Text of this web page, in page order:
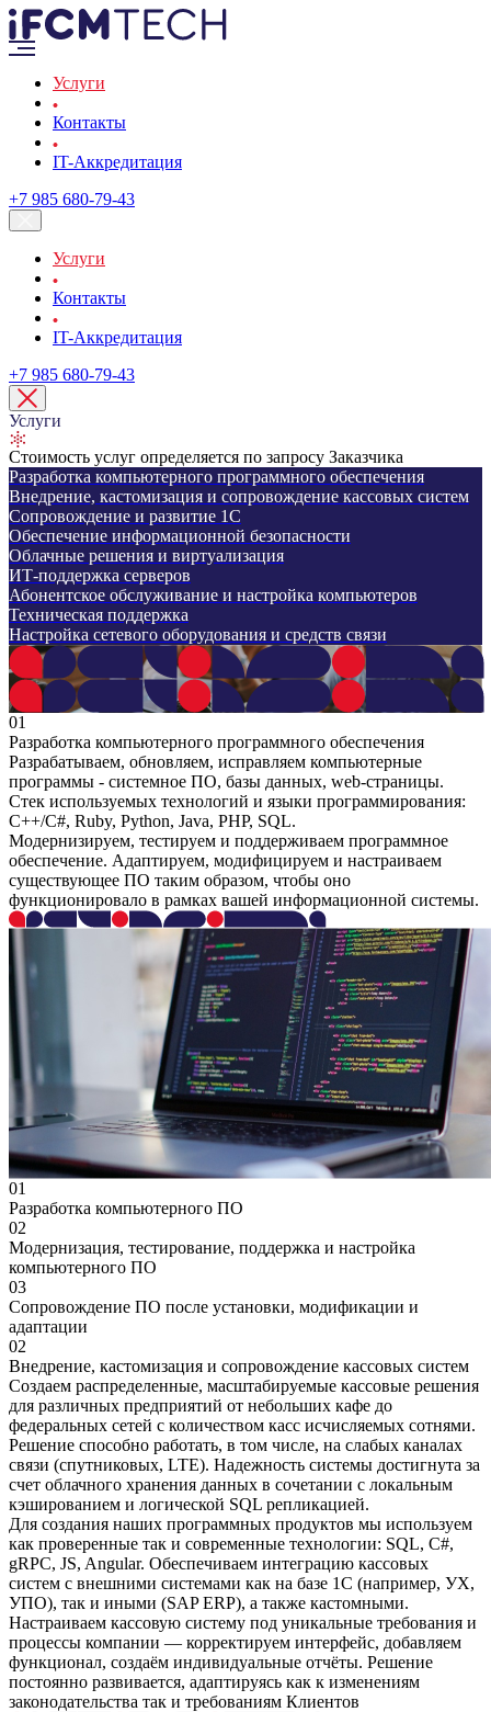
Услуги
Контакты
IT-Аккредитация
+7 985 680-79-43
Услуги
Контакты
IT-Аккредитация
+7 985 680-79-43
Услуги
Стоимость услуг определяется по запросу Заказчика
Разработка компьютерного программного обеспечения
Внедрение, кастомизация и сопровождение кассовых систем
Сопровождение и развитие 1С
Обеспечение информационной безопасности
Облачные решения и виртуализация
ИТ-поддержка серверов
Абонентское обслуживание и настройка компьютеров
Техническая поддержка
Настройка сетевого оборудования и средств связи
01
Разработка компьютерного программного обеспечения
Разрабатываем, обновляем, исправляем компьютерные
программы - системное ПО, базы данных, web-страницы.
Стек используемых технологий и языки программирования:
C++/С#, Ruby, Python, Java, PHP, SQL.
Модернизируем, тестируем и поддерживаем программное
обеспечение. Адаптируем, модифицируем и настраиваем
существующее ПО таким образом, чтобы оно
функционировало в рамках вашей информационной системы.
01
Разработка компьютерного ПО
02
Модернизация, тестирование, поддержка и настройка
компьютерного ПО
03
Сопровождение ПО после установки, модификации и
адаптации
02
Внедрение, кастомизация и сопровождение кассовых систем
Создаем распределенные, масштабируемые кассовые решения
для различных предприятий от небольших кафе до
федеральных сетей с количеством касс исчисляемых сотнями.
Решение способно работать, в том числе, на слабых каналах
связи (спутниковых, LTE). Надежность системы достигнута за
счет облачного хранения данных в сочетании с локальным
кэшированием и логической SQL репликацией.
Для создания наших программных продуктов мы используем
как проверенные так и современные технологии: SQL, C#,
gRPC, JS, Angular. Обеспечиваем интеграцию кассовых
систем с внешними системами как на базе 1С (например, УХ,
УПО), так и иными (SAP ERP), а также кастомными.
Настраиваем кассовую систему под уникальные требования и
процессы компании — корректируем интерфейс, добавляем
функционал, создаём индивидуальные отчёты. Решение
постоянно развивается, адаптируясь как к изменениям
законодательства так и требованиям Клиентов